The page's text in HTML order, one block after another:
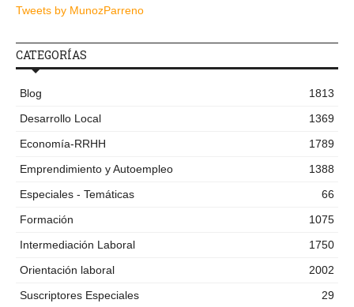
Tweets by MunozParreno
CATEGORÍAS
Blog
1813
Desarrollo Local
1369
Economía-RRHH
1789
Emprendimiento y Autoempleo
1388
Especiales - Temáticas
66
Formación
1075
Intermediación Laboral
1750
Orientación laboral
2002
Suscriptores Especiales
29